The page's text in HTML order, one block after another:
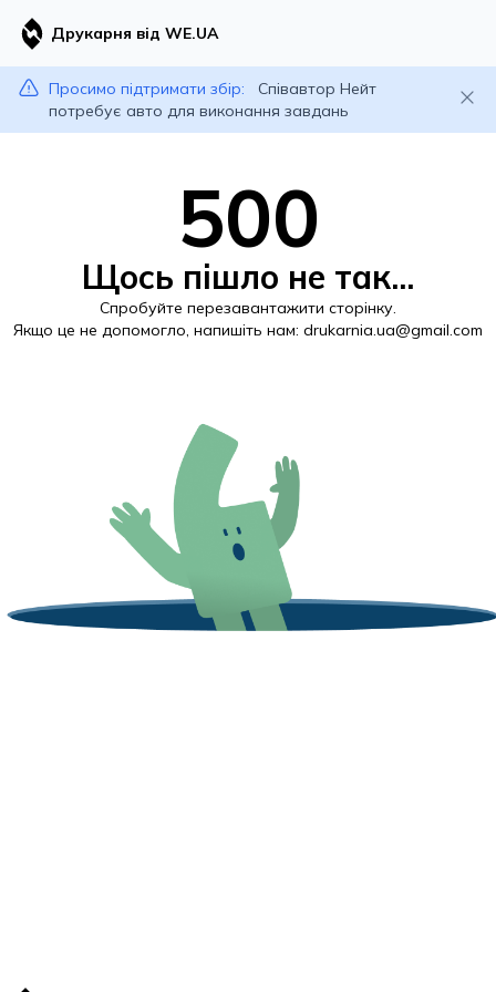
Друкарня від WE.UA
Просимо підтримати збір:
Співавтор Нейт
потребує авто для виконання завдань
500
Щось пішло не так...
Спробуйте перезавантажити сторінку.
Якщо це не допомогло, напишіть нам: drukarnia.ua@gmail.com